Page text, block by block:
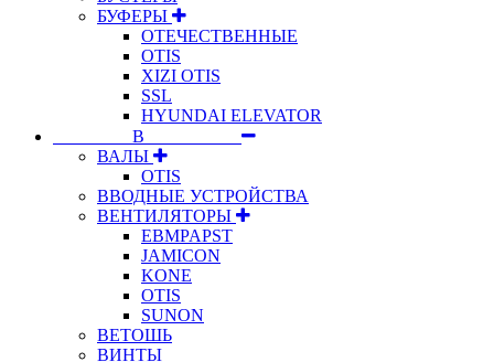
БУФЕРЫ
ОТЕЧЕСТВЕННЫЕ
OTIS
XIZI OTIS
SSL
HYUNDAI ELEVATOR
⠀⠀⠀⠀⠀⠀В⠀⠀⠀⠀⠀⠀⠀
ВАЛЫ
OTIS
ВВОДНЫЕ УСТРОЙСТВА
ВЕНТИЛЯТОРЫ
EBMPAPST
JAMICON
KONE
OTIS
SUNON
ВЕТОШЬ
ВИНТЫ